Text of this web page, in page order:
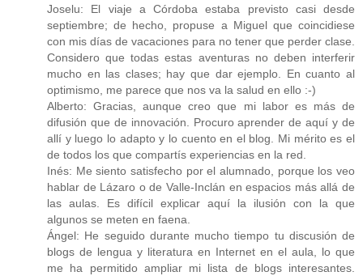
Joselu: El viaje a Córdoba estaba previsto casi desde
septiembre; de hecho, propuse a Miguel que coincidiese
con mis días de vacaciones para no tener que perder clase.
Considero que todas estas aventuras no deben interferir
mucho en las clases; hay que dar ejemplo. En cuanto al
optimismo, me parece que nos va la salud en ello :-)
Alberto: Gracias, aunque creo que mi labor es más de
difusión que de innovación. Procuro aprender de aquí y de
allí y luego lo adapto y lo cuento en el blog. Mi mérito es el
de todos los que compartís experiencias en la red.
Inés: Me siento satisfecho por el alumnado, porque los veo
hablar de Lázaro o de Valle-Inclán en espacios más allá de
las aulas. Es difícil explicar aquí la ilusión con la que
algunos se meten en faena.
Ángel: He seguido durante mucho tiempo tu discusión de
blogs de lengua y literatura en Internet en el aula, lo que
me ha permitido ampliar mi lista de blogs interesantes.